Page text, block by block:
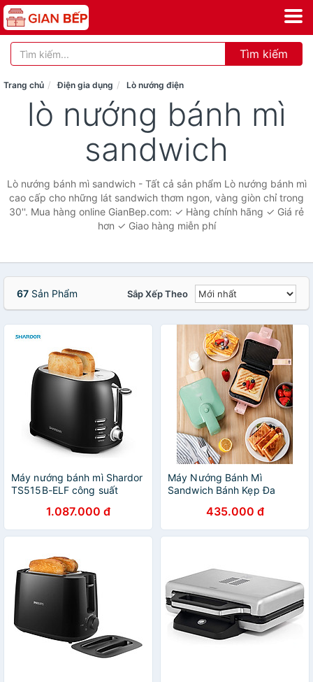
Tìm kiếm
Trang chủ Điện gia dụng Lò nướng điện
lò nướng bánh mì
sandwich
Lò nướng bánh mì sandwich - Tất cả sản phẩm Lò nướng bánh mì
cao cấp cho những lát sandwich thơm ngon, vàng giòn chỉ trong
30''. Mua hàng online GianBep.com: ✓ Hàng chính hãng ✓ Giá rẻ
hơn ✓ Giao hàng miễn phí
67 Sản Phẩm Sắp Xếp Theo
Máy nướng bánh mì Shardor
TS515B-ELF công suất
chỉnh tiện lợi - Hàng Nhập
Khẩu
1.087.000 đ
Máy Nướng Bánh Mì
Sandwich Bánh Kẹp Đa
Trứng, Rán Thịt Chống Dính
Tuyệt Đối - Hàng chính hãng
435.000 đ